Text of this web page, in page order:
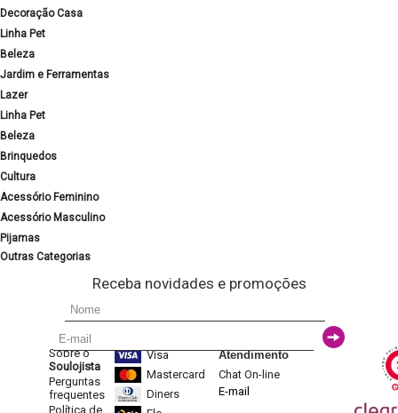
Decoração Casa
Linha Pet
Beleza
Jardim e Ferramentas
Lazer
Linha Pet
Beleza
Brinquedos
Cultura
Acessório Feminino
Acessório Masculino
Pijamas
Outras Categorias
Receba novidades e promoções
Sobre o
Soulojista
Perguntas
frequentes
Política de
Visa
Mastercard
Diners
Atendimento
Chat On-line
E-mail